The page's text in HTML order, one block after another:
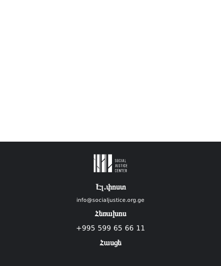
Էլ.փոստ
info@socialjustice.org.ge
Հեռախոս
+995 599 65 66 11
Հասցե